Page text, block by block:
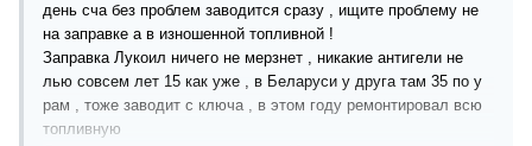
день сча без проблем заводится сразу , ищите проблему не
на заправке а в изношенной топливной !
Заправка Лукоил ничего не мерзнет , никакие антигели не
лью совсем лет 15 как уже , в Беларуси у друга там 35 по у
рам , тоже заводит с ключа , в этом году ремонтировал всю
топливную